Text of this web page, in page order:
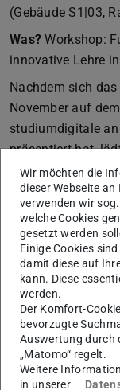
(Gebäude S1|03,
Was? Workshop:
innovative Lehre
Nachdem sich
November auf dem
studiumdigitale
präsentiert hat,
2025 nach
Learning Days
Interessierten im
Ausprobieren und
Wie sehen die
also Future
Im
die Goethe-
die Hochschule
Lernszenarien
Reality (AR) und
Wir möchten die
dieser Webseite
verwenden wir
welche Cookies
gesetzt werden
Einige Cookies
damit diese auf
kann. Diese
werden.
Der Komfort-
bevorzugte
Auswertung durch
„Matomo“ regelt.
Weitere
in unserer